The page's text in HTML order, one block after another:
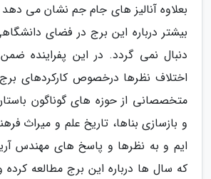
بعلاوه آنالیز های جام جم نشان می دهد
بیشتر درباره این برج در فضای
دنبال نمی گردد. در این پفراینده
اختلاف نظرها درخصوص کارکردهای برج
متخصصانی از حوزه های گوناگون
و بازسازی بناها، تاریخ علم و میراث
ایم و به نظرها و پاسخ های مهندس
که سال ها درباره این برج مطالعه